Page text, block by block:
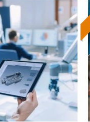
100%
y autónomos.
Sector
e industrias
Extractivas.